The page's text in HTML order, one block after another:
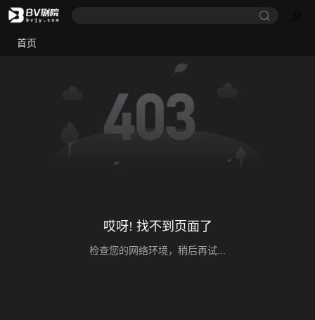
首页
哎呀! 找不到页面了
检查您的网络环境，稍后再试...